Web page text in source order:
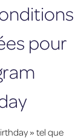
pour
» tel que